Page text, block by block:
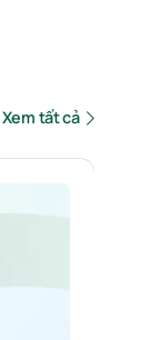
Xem tất cả